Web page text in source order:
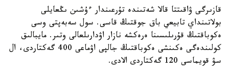
قازىرگى ۋاقىتتا قالا شەتىندە تۇرعىندار ءۇشىن ىڭعايلى
بولاتىنداي تابيعي باق جوقتىڭ قاسى. سول سەبەپتى وسى
ەكوباقتىڭ قۇرىلىسىنا ەرەكشە نازار اۋدارىلعالى وتىر. مايبالىق
كولىندەگى ەكىنشى ەكوباقتىڭ جالپى اۋماعى 400 گەكتاردى، ال
سۋ قويماسى 120 گەكتاردى الادى.